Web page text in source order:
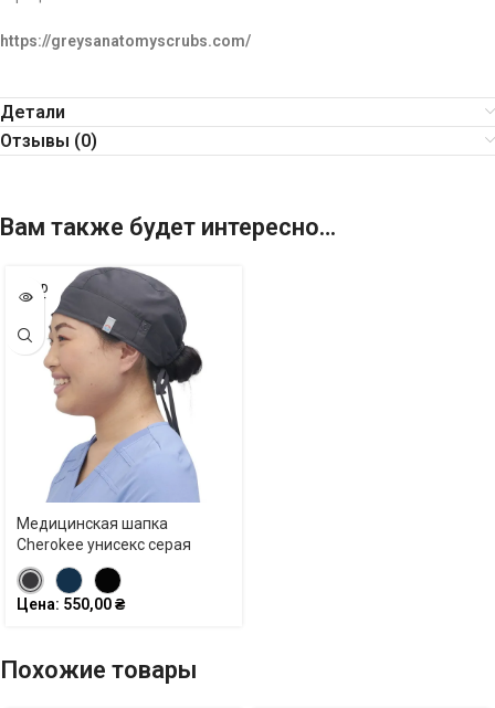
https://greysanatomyscrubs.com/
Детали
Отзывы (0)
Вам также будет интересно…
SOLD
OUT
Медицинская шапка
Cherokee унисекс серая
Цена: 550,00₴
Похожие товары